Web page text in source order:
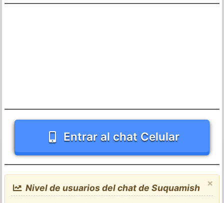
Entrar al chat Celular
×
Nivel de usuarios del chat de Suquamish